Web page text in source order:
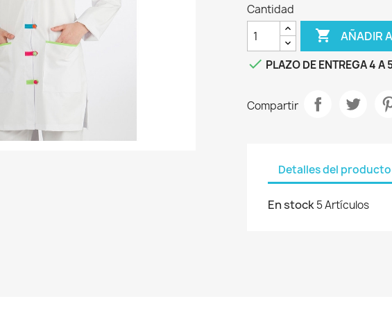
Cantidad
 AÑADIR
 PLAZO DE ENTREGA 4 A
Compartir
Detalles del producto
En stock5 Artículos